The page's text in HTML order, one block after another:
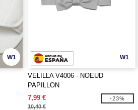
W1 W1
VELILLA V4006 - NOEUD
PAPILLON
7,99 €
10,40 €
-23%